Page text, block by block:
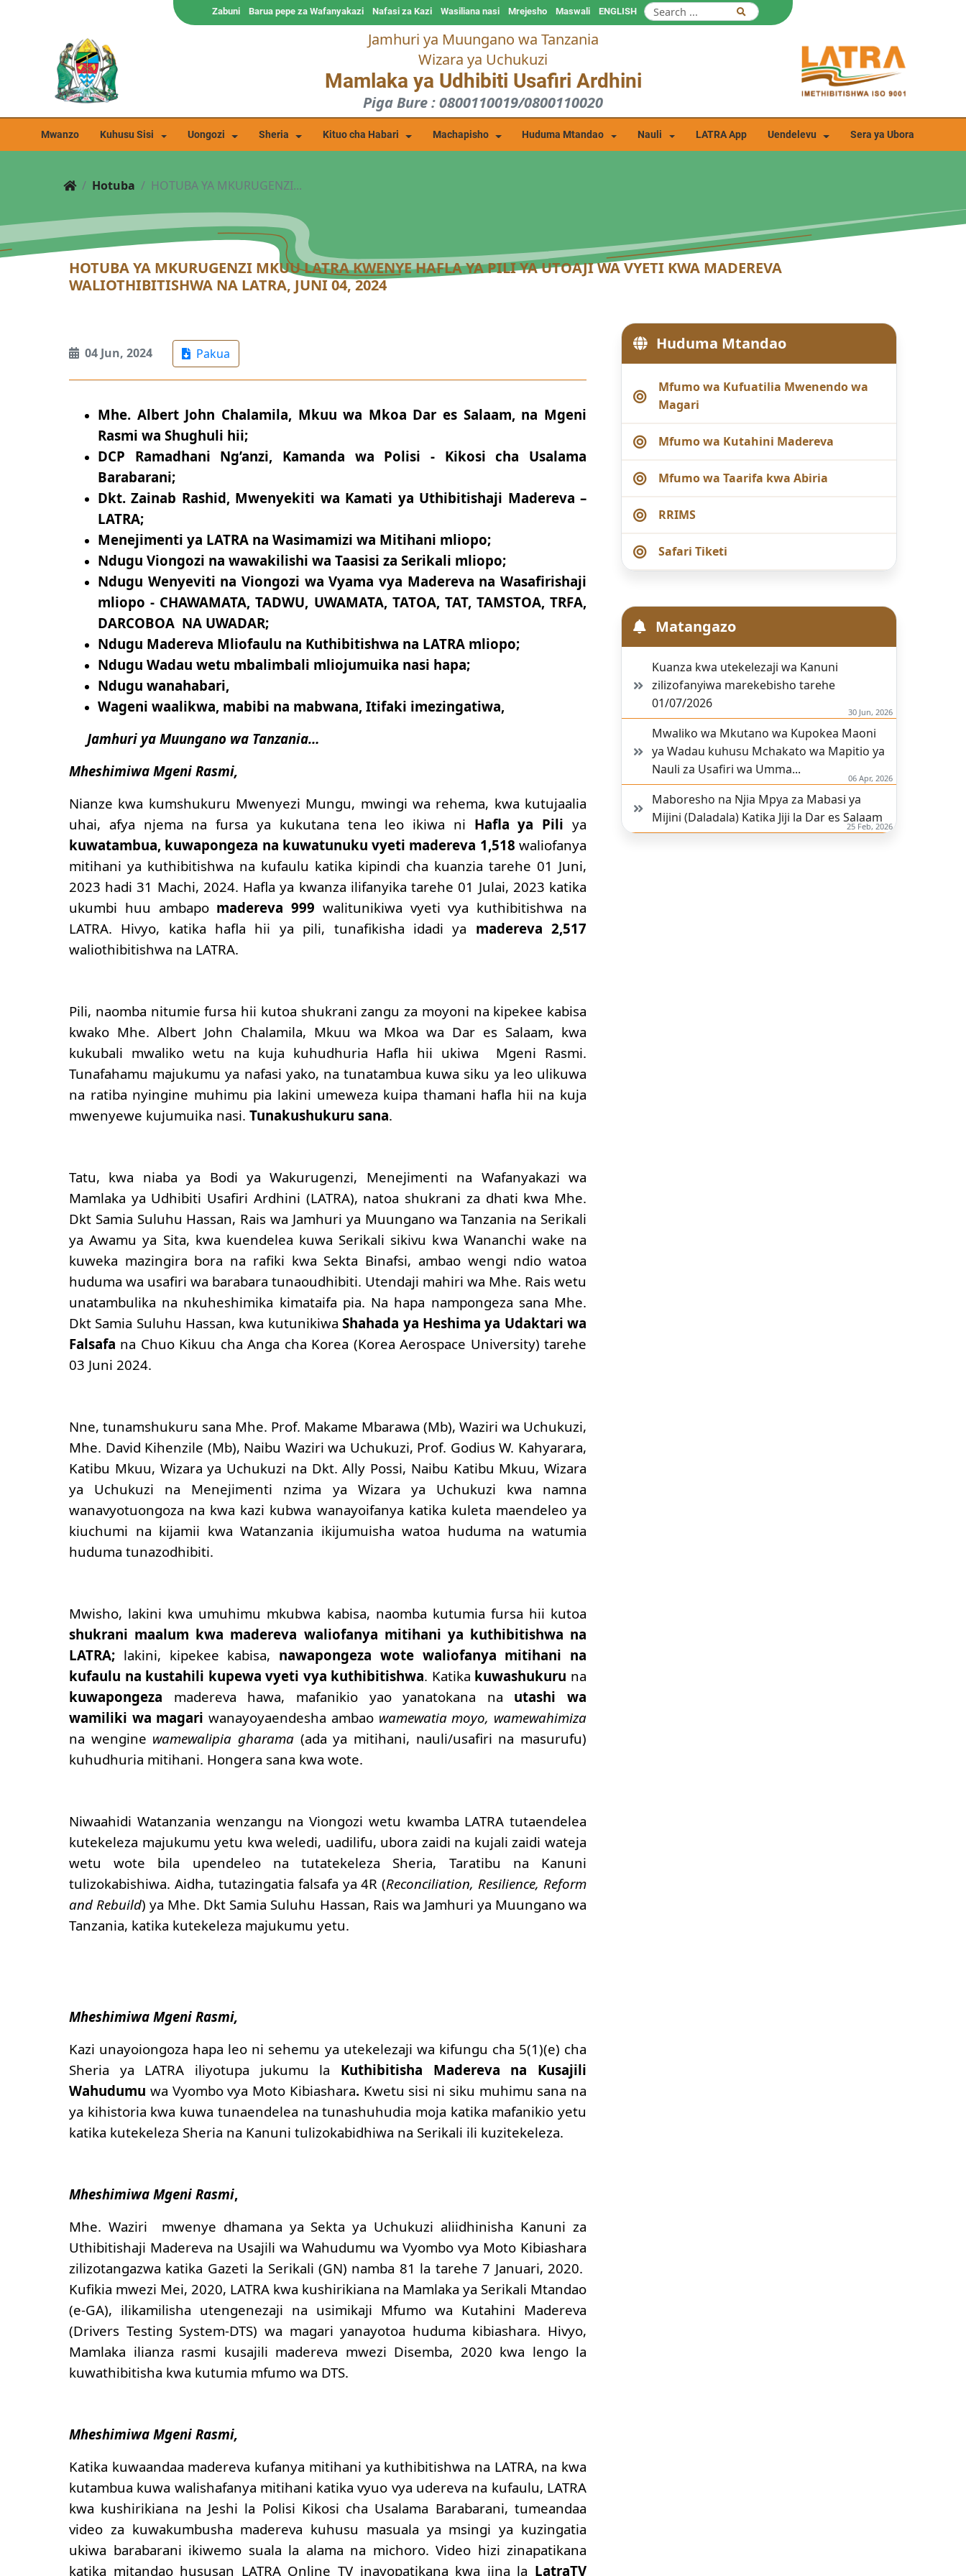
ENGLISH
Maswali
Mrejesho
Wasiliana nasi
Nafasi za Kazi
Barua pepe za Wafanyakazi
Zabuni
Jamhuri ya Muungano wa Tanzania
Wizara ya Uchukuzi
Mamlaka ya Udhibiti Usafiri Ardhini
Piga Bure : 0800110019/0800110020
Mwanzo Kuhusu Sisi Uongozi Sheria Kituo cha Habari Machapisho Huduma Mtandao Nauli LATRA App Uendelevu Sera ya Ubora
Hotuba HOTUBA YA MKURUGENZI...
HOTUBA YA MKURUGENZI MKUU LATRA KWENYE HAFLA YA PILI YA UTOAJI WA VYETI KWA MADEREVA
WALIOTHIBITISHWA NA LATRA, JUNI 04, 2024
04 Jun, 2024 Pakua
Mhe. Albert John Chalamila, Mkuu wa Mkoa Dar es Salaam, na Mgeni
Rasmi wa Shughuli hii;
DCP Ramadhani Ng’anzi, Kamanda wa Polisi - Kikosi cha Usalama
Barabarani;
Dkt. Zainab Rashid, Mwenyekiti wa Kamati ya Uthibitishaji Madereva –
LATRA;
Menejimenti ya LATRA na Wasimamizi wa Mitihani mliopo;
Ndugu Viongozi na wawakilishi wa Taasisi za Serikali mliopo;
Ndugu Wenyeviti na Viongozi wa Vyama vya Madereva na Wasafirishaji
mliopo - CHAWAMATA, TADWU, UWAMATA, TATOA, TAT, TAMSTOA, TRFA,
DARCOBOA NA UWADAR;
Ndugu Madereva Mliofaulu na Kuthibitishwa na LATRA mliopo;
Ndugu Wadau wetu mbalimbali mliojumuika nasi hapa;
Ndugu wanahabari,
Wageni waalikwa, mabibi na mabwana, Itifaki imezingatiwa,
Jamhuri ya Muungano wa Tanzania…
Mheshimiwa Mgeni Rasmi,
Nianze kwa kumshukuru Mwenyezi Mungu, mwingi wa rehema, kwa kutujaalia
uhai, afya njema na fursa ya kukutana tena leo ikiwa ni Hafla ya Pili ya
kuwatambua, kuwapongeza na kuwatunuku vyeti madereva 1,518waliofanya
mitihani ya kuthibitishwa na kufaulu katika kipindi cha kuanzia tarehe 01 Juni,
2023 hadi 31 Machi, 2024. Hafla ya kwanza ilifanyika tarehe 01 Julai, 2023 katika
ukumbi huu ambapo madereva 999 walitunikiwa vyeti vya kuthibitishwa na
LATRA. Hivyo, katika hafla hii ya pili, tunafikisha idadi ya madereva 2,517
waliothibitishwa na LATRA.
Pili, naomba nitumie fursa hii kutoa shukrani zangu za moyoni na kipekee kabisa
kwako Mhe. Albert John Chalamila, Mkuu wa Mkoa wa Dar es Salaam, kwa
kukubali mwaliko wetu na kuja kuhudhuria Hafla hii ukiwa Mgeni Rasmi.
Tunafahamu majukumu ya nafasi yako, na tunatambua kuwa siku ya leo ulikuwa
na ratiba nyingine muhimu pia lakini umeweza kuipa thamani hafla hii na kuja
mwenyewe kujumuika nasi. Tunakushukuru sana.
Tatu, kwa niaba ya Bodi ya Wakurugenzi, Menejimenti na Wafanyakazi wa
Mamlaka ya Udhibiti Usafiri Ardhini (LATRA), natoa shukrani za dhati kwa Mhe.
Dkt Samia Suluhu Hassan, Rais wa Jamhuri ya Muungano wa Tanzania na Serikali
ya Awamu ya Sita, kwa kuendelea kuwa Serikali sikivu kwa Wananchi wake na
kuweka mazingira bora na rafiki kwa Sekta Binafsi, ambao wengi ndio watoa
huduma wa usafiri wa barabara tunaoudhibiti. Utendaji mahiri wa Mhe. Rais wetu
unatambulika na nkuheshimika kimataifa pia. Na hapa nampongeza sana Mhe.
Dkt Samia Suluhu Hassan, kwa kutunikiwaShahada ya Heshima ya Udaktari wa
Falsafa na Chuo Kikuu cha Anga cha Korea (Korea Aerospace University) tarehe
03 Juni 2024.
Nne, tunamshukuru sana Mhe. Prof. Makame Mbarawa (Mb), Waziri wa Uchukuzi,
Mhe. David Kihenzile (Mb), Naibu Waziri wa Uchukuzi, Prof. Godius W. Kahyarara,
Katibu Mkuu, Wizara ya Uchukuzi na Dkt. Ally Possi, Naibu Katibu Mkuu, Wizara
ya Uchukuzi na Menejimenti nzima ya Wizara ya Uchukuzi kwa namna
wanavyotuongoza na kwa kazi kubwa wanayoifanya katika kuleta maendeleo ya
kiuchumi na kijamii kwa Watanzania ikijumuisha watoa huduma na watumia
huduma tunazodhibiti.
Mwisho, lakini kwa umuhimu mkubwa kabisa, naomba kutumia fursa hii kutoa
shukrani maalum kwa madereva waliofanya mitihani ya kuthibitishwa na
LATRA; lakini, kipekee kabisa, nawapongeza wote waliofanya mitihani na
kufaulu na kustahili kupewa vyeti vya kuthibitishwa. Katika kuwashukuru na
kuwapongeza madereva hawa, mafanikio yao yanatokana na utashi wa
wamiliki wa magari wanayoyaendesha ambao wamewatia moyo, wamewahimiza
na wengine wamewalipia gharama (ada ya mitihani, nauli/usafiri na masurufu)
kuhudhuria mitihani. Hongera sana kwa wote.
Niwaahidi Watanzania wenzangu na Viongozi wetu kwamba LATRA tutaendelea
kutekeleza majukumu yetu kwa weledi, uadilifu, ubora zaidi na kujali zaidi wateja
wetu wote bila upendeleo na tutatekeleza Sheria, Taratibu na Kanuni
tulizokabishiwa. Aidha, tutazingatia falsafa ya 4R (Reconciliation, Resilience, Reform
and Rebuild) ya Mhe. Dkt Samia Suluhu Hassan, Rais wa Jamhuri ya Muungano wa
Tanzania, katika kutekeleza majukumu yetu.
Mheshimiwa Mgeni Rasmi,
Kazi unayoiongoza hapa leo ni sehemu ya utekelezaji wa kifungu cha 5(1)(e) cha
Sheria ya LATRA iliyotupa jukumu la Kuthibitisha Madereva na Kusajili
Wahudumu wa Vyombo vya Moto Kibiashara. Kwetu sisi ni siku muhimu sana na
ya kihistoria kwa kuwa tunaendelea na tunashuhudia moja katika mafanikio yetu
katika kutekeleza Sheria na Kanuni tulizokabidhiwa na Serikali ili kuzitekeleza.
Mheshimiwa Mgeni Rasmi,
Mhe. Waziri mwenye dhamana ya Sekta ya Uchukuzi aliidhinisha Kanuni za
Uthibitishaji Madereva na Usajili wa Wahudumu wa Vyombo vya Moto Kibiashara
zilizotangazwa katika Gazeti la Serikali (GN) namba 81 la tarehe 7 Januari, 2020.
Kufikia mwezi Mei, 2020, LATRA kwa kushirikiana na Mamlaka ya Serikali Mtandao
(e-GA), ilikamilisha utengenezaji na usimikaji Mfumo wa Kutahini Madereva
(Drivers Testing System-DTS) wa magari yanayotoa huduma kibiashara. Hivyo,
Mamlaka ilianza rasmi kusajili madereva mwezi Disemba, 2020 kwa lengo la
kuwathibitisha kwa kutumia mfumo wa DTS.
Mheshimiwa Mgeni Rasmi,
Katika kuwaandaa madereva kufanya mitihani ya kuthibitishwa na LATRA, na kwa
kutambua kuwa walishafanya mitihani katika vyuo vya udereva na kufaulu, LATRA
kwa kushirikiana na Jeshi la Polisi Kikosi cha Usalama Barabarani, tumeandaa
video za kuwakumbusha madereva kuhusu masuala ya msingi ya kuzingatia
ukiwa barabarani ikiwemo suala la alama na michoro. Video hizi zinapatikana
katika mitandao hususan LATRA Online TV inayopatikana kwa jina la LatraTV
Huduma Mtandao
Mfumo wa Kufuatilia Mwenendo wa
Magari
Mfumo wa Kutahini Madereva
Mfumo wa Taarifa kwa Abiria
RRIMS
Safari Tiketi
Matangazo
Kuanza kwa utekelezaji wa Kanuni
zilizofanyiwa marekebisho tarehe
01/07/2026
30 Jun, 2026
Mwaliko wa Mkutano wa Kupokea Maoni
ya Wadau kuhusu Mchakato wa Mapitio ya
Nauli za Usafiri wa Umma...
06 Apr, 2026
Maboresho na Njia Mpya za Mabasi ya
Mijini (Daladala) Katika Jiji la Dar es Salaam
25 Feb, 2026